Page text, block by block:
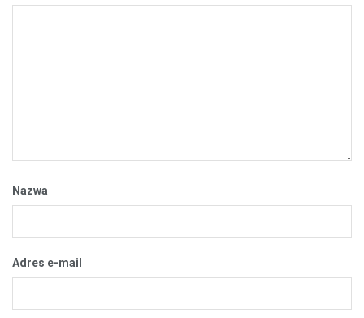
Nazwa
Adres e-mail